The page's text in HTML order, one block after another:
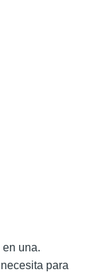
una.
para